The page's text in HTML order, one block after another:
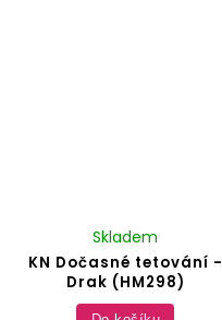
KN Dočasné tetování -
Drak (HM298)
Skladem